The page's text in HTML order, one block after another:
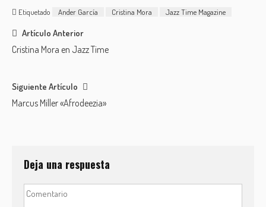
Etiquetado Ander García Cristina Mora Jazz Time Magazine
Post
navigation
Artículo Anterior
Cristina Mora en Jazz Time
Siguiente Artículo
Marcus Miller «Afrodeezia»
Deja una respuesta